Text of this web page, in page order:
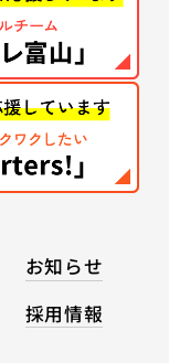
お知らせ
採用情報